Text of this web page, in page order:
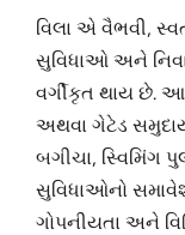
વિલા એ વૈભવી,
સુવિધાઓ અને
વર્ગીકૃત થાય છે.
અથવા ગેટેડ
બગીચા, સ્વિમિંગ
સુવિધાઓનો
ગોપનીયતા અને